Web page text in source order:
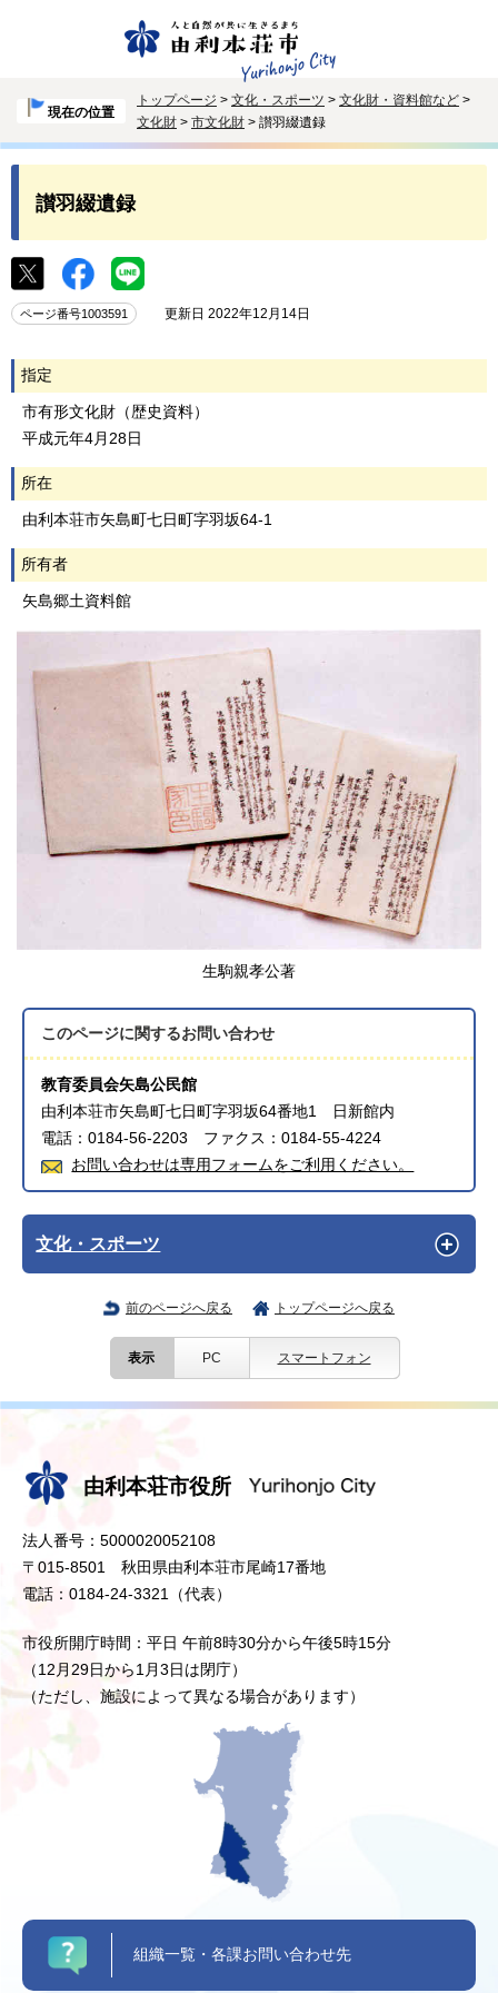
現在の位置
トップページ > 文化・スポーツ > 文化財・資料館など >
文化財 > 市文化財 > 讃羽綴遺録
讃羽綴遺録
ページ番号1003591 更新日 2022年12月14日
指定
市有形文化財（歴史資料）
平成元年4月28日
所在
由利本荘市矢島町七日町字羽坂64-1
所有者
矢島郷土資料館
生駒親孝公著
このページに関するお問い合わせ
教育委員会矢島公民館
由利本荘市矢島町七日町字羽坂64番地1 日新館内
電話：0184-56-2203 ファクス：0184-55-4224
お問い合わせは専用フォームをご利用ください。
文化・スポーツ
前のページへ戻る トップページへ戻る
表示 PC スマートフォン
由利本荘市役所
法人番号：5000020052108
〒015-8501 秋田県由利本荘市尾崎17番地
電話：0184-24-3321（代表）
市役所開庁時間：平日 午前8時30分から午後5時15分
（12月29日から1月3日は閉庁）
（ただし、施設によって異なる場合があります）
組織一覧・各課お問い合わせ先